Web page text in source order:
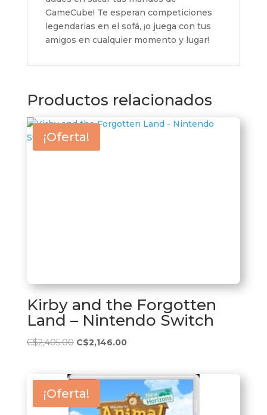
GameCube! Te esperan competiciones
legendarias en el sofá, ¡o juega con tus
amigos en cualquier momento y lugar!
Productos relacionados
¡Oferta!
Kirby and the Forgotten
Land – Nintendo Switch
C$2,405.00 El
era:
C$2,405.00.
C$2,146.00El
es:
C$2,146.00.
¡Oferta!